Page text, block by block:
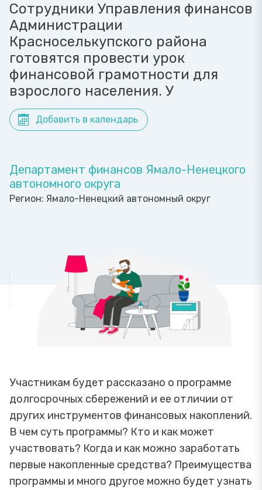
Сотрудники Управления финансов
Администрации
Красноселькупского района
готовятся провести урок
финансовой грамотности для
взрослого населения. У
Добавить в календарь
Департамент финансов Ямало-Ненецкого
автономного округа
Регион: Ямало-Ненецкий автономный округ
Участникам будет рассказано о программе
долгосрочных сбережений и ее отличии от
других инструментов финансовых накоплений.
В чем суть программы? Кто и как может
участвовать? Когда и как можно заработать
первые накопленные средства? Преимущества
программы и много другое можно будет узнать